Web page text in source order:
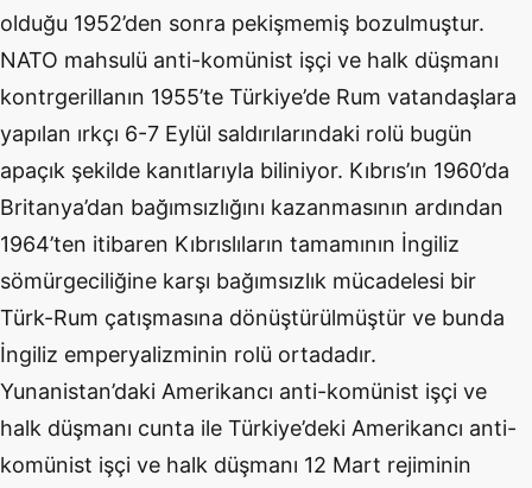
olduğu 1952’den sonra pekişmemiş bozulmuştur.
NATO mahsulü anti-komünist işçi ve halk düşmanı
kontrgerillanın 1955’te Türkiye’de Rum vatandaşlara
yapılan ırkçı 6-7 Eylül saldırılarındaki rolü bugün
apaçık şekilde kanıtlarıyla biliniyor. Kıbrıs’ın 1960’da
Britanya’dan bağımsızlığını kazanmasının ardından
1964’ten itibaren Kıbrıslıların tamamının İngiliz
sömürgeciliğine karşı bağımsızlık mücadelesi bir
Türk-Rum çatışmasına dönüştürülmüştür ve bunda
İngiliz emperyalizminin rolü ortadadır.
Yunanistan’daki Amerikancı anti-komünist işçi ve
halk düşmanı cunta ile Türkiye’deki Amerikancı anti-
komünist işçi ve halk düşmanı 12 Mart rejiminin